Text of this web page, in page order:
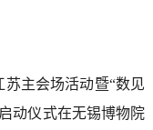
苏主会场活动暨“数见
动仪式在无锡博物院